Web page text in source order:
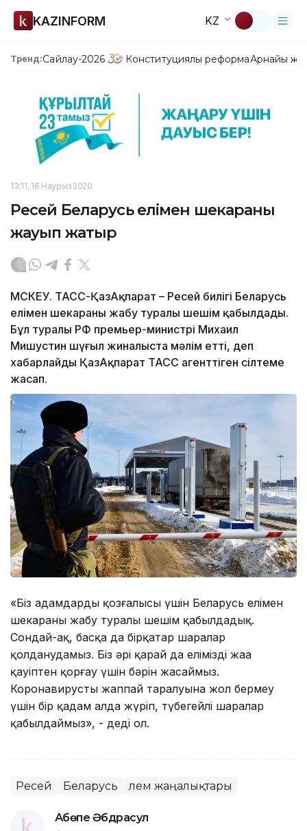
KAZINFORM KZ
Тренд:Сайлау-2026 Конституциялық реформаАрнайы
13:11, 16 Наурыз 2020
Ресей Беларусь елімен шекараны
жауып жатыр
МӘСКЕУ. ТАСС-ҚазАқпарат – Ресей билігі Беларусь
елімен шекараны жабу туралы шешім қабылдады.
Бұл туралы РФ премьер-министрі Михаил
Мишустин шүғыл жиналыста мәлім етті, деп
хабарлайды ҚазАқпарат ТАСС агенттіген сілтеме
жасап.
«Біз адамдардың қозғалысы үшін Беларусь елімен
шекараны жабу туралы шешім қабылдадық.
Сондай-ақ, басқа да бірқатар шаралар
қолданудамыз. Біз әрі қарай да елімізді жаңа
қауіптен қорғау үшін бәрін жасаймыз.
Коронавирустың жаппай таралуына жол бермеу
үшін бір қадам алда жүріп, түбегейлі шаралар
қабылдаймыз», - деді ол.
Ресей Беларусь Әлем жаңалықтары
Ақбөпе Әбдрасул